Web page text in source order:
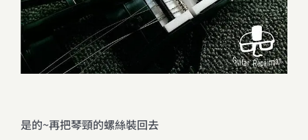
是的~再把琴頸的螺絲裝回去